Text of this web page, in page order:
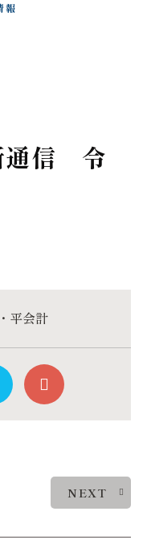
報
通信 令
平会計
NEXT